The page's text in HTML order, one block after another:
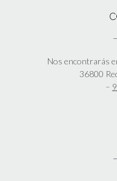
Nos encontrarás
36800
–